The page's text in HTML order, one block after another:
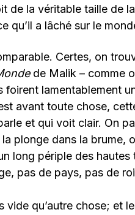
de la véritable taille de
qu’il a lâché sur le
Certes, on
de Malik – comme
foirent lamentablement
avant toute chose,
et qui voit clair. On
plonge dans la brume,
long périple des hautes
pas de pays, pas de
vide qu’autre chose; et